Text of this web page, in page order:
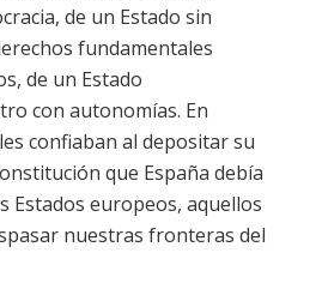
de un Estado sin
fundamentales
de un Estado
con autonomías. En
confiaban al depositar su
que España debía
Estados europeos, aquellos
nuestras fronteras del